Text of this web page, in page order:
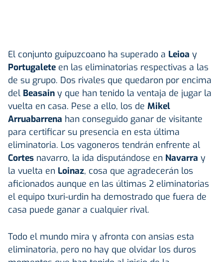
El conjunto guipuzcoano ha superado a Leioa y
Portugalete en las eliminatorias respectivas a las
de su grupo. Dos rivales que quedaron por encima
del Beasain y que han tenido la ventaja de jugar la
vuelta en casa. Pese a ello, los de Mikel
Arruabarrena han conseguido ganar de visitante
para certificar su presencia en esta última
eliminatoria. Los vagoneros tendrán enfrente al
Cortes navarro, la ida disputándose en Navarra y
la vuelta en Loinaz, cosa que agradecerán los
aficionados aunque en las últimas 2 eliminatorias
el equipo txuri-urdin ha demostrado que fuera de
casa puede ganar a cualquier rival.
Todo el mundo mira y afronta con ansias esta
eliminatoria, pero no hay que olvidar los duros